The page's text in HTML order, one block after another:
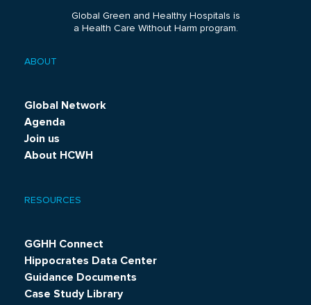
Global Green and Healthy Hospitals is
a Health Care Without Harm program.
menu
ABOUT
Global Network
Agenda
Join us
About HCWH
RESOURCES
GGHH Connect
Hippocrates Data Center
Guidance Documents
Case Study Library